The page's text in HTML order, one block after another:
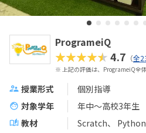
ProgrameiQ
★★★★★4.7 （全
※ 上記の評価は、ProgrameiQ全
授業形式
個別指導
対象学年
年中～高校3年生
教材
Scratch Python